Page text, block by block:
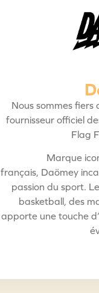
Nous sommes fiers
fournisseur officiel
Flag
Marque
français, Daömey
passion du sport.
basketball, des
apporte une touche